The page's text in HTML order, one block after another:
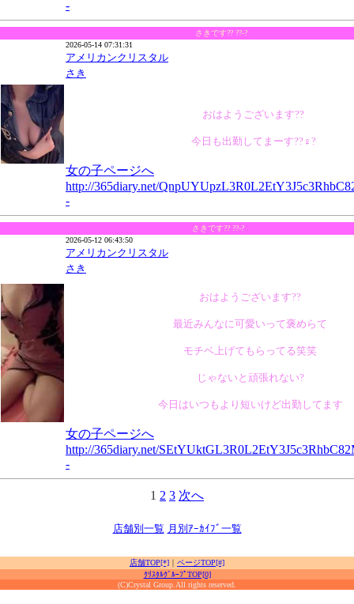
-
さきです?? ??-?
2026-05-14 07:31:31
アメリカンクリスタル
さき
おはようございます??
今日も出勤してまーす??♀?
女の子ページへ
http://365diary.net/
-
さきです?? ??-?
2026-05-12 06:43:50
アメリカンクリスタル
さき
おはようございます??
最近みんなに可愛いって褒めらて
モチベ上げてもらってる笑笑
じゃないと頑張れない?
今日はいつもより短いけど出勤してます
女の子ページへ
http://365diary.net/
-
1 2 3 次へ
店舗別一覧 月別ｱｰｶｲﾌﾞ一覧
店舗TOP[*] ｜ ページTOP[#]
ｸﾘｽﾀﾙｸﾞﾙｰﾌﾟTOP[0]
(C)Crystal Group.All rights reserved.